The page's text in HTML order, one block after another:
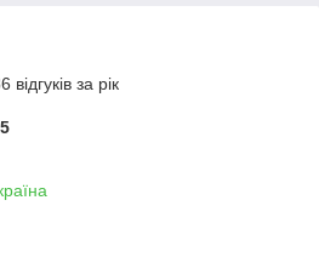
за рік